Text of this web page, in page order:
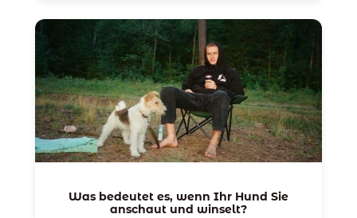
Was bedeutet es, wenn Ihr Hund Sie
anschaut und winselt?